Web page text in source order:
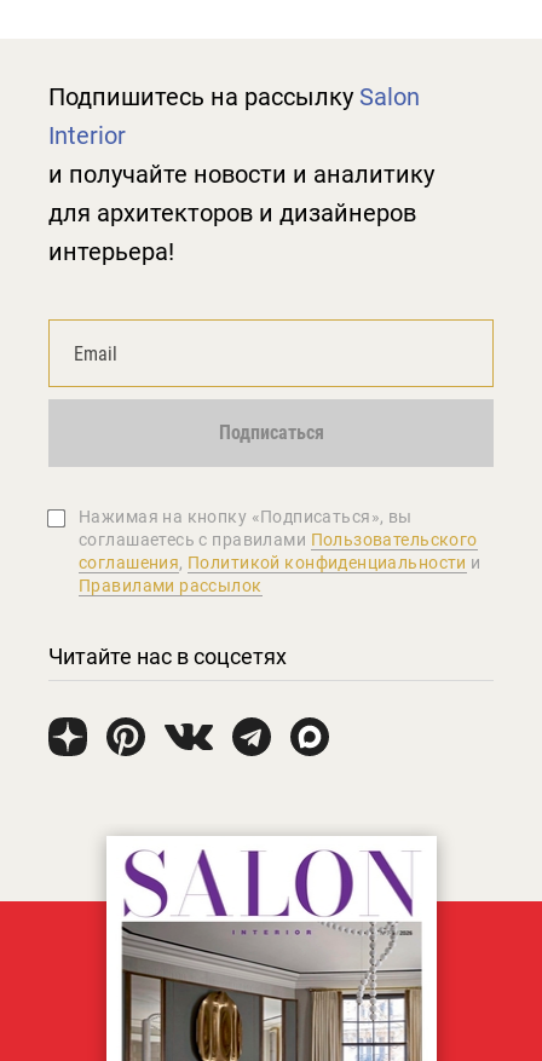
Подпишитесь на рассылку Salon
Interior
и получайте новости и аналитику
для архитекторов и дизайнеров
интерьера!
Подписаться
Нажимая на кнопку «Подписаться», вы
соглашаетеcь с правилами Пользовательского
соглашения, Политикой конфиденциальности и
Правилами рассылок
Читайте нас в соцсетях